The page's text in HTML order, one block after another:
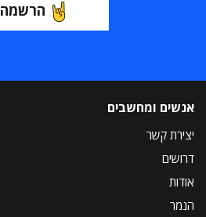
הרשמה
אנשים ומחשבים
יצירת קשר
דרושים
אודות
הנמר